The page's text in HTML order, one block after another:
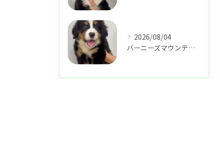
2026/08/04
バーニーズマウンテンドッグ 女の子 37.8万円